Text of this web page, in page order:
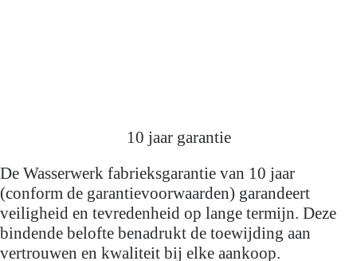
10 jaar garantie
De Wasserwerk fabrieksgarantie van 10 jaar
(conform de garantievoorwaarden) garandeert
veiligheid en tevredenheid op lange termijn. Deze
bindende belofte benadrukt de toewijding aan
vertrouwen en kwaliteit bij elke aankoop.